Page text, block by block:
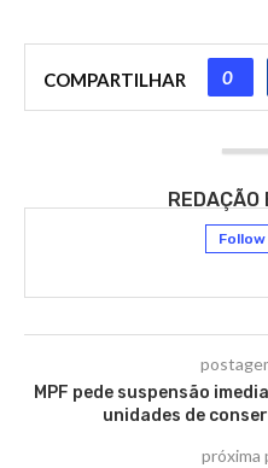
COMPARTILHAR 0
REDAÇÃO
MPF pede suspensão
unidades de
próxima